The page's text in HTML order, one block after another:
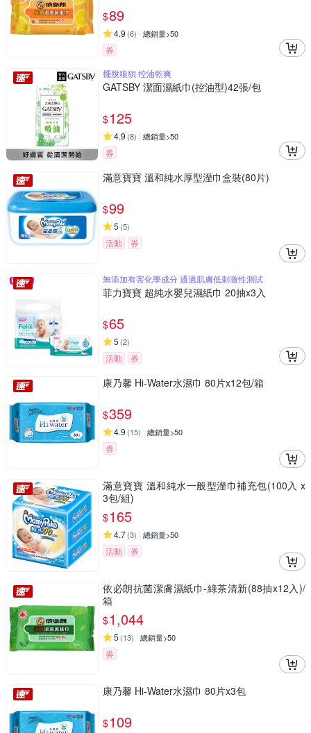
$89
4.9 (6) 總銷量>50
券
擺脫狼狽 控油乾爽
GATSBY 潔面濕紙巾(控油型)42張/包
$125
4.9 (8) 總銷量>50
券
滿意寶寶 溫和純水厚型溼巾盒裝(80片)
$99
5 (5)
活動 券
無添加有害化學成分 通過肌膚低刺激性測試
菲力寶寶 超純水嬰兒濕紙巾 20抽x3入
$65
5 (2)
活動 券
康乃馨 Hi-Water水濕巾 80片x12包/箱
$359
4.9 (15) 總銷量>50
券
滿意寶寶 溫和純水一般型溼巾補充包(100入 x
3包/組)
$165
4.7(3) 總銷量>50
活動 券
依必朗抗菌潔膚濕紙巾-綠茶清新(88抽x12入)/
箱
$1,044
5 (13) 總銷量>50
券
康乃馨 Hi-Water水濕巾 80片x3包
$109